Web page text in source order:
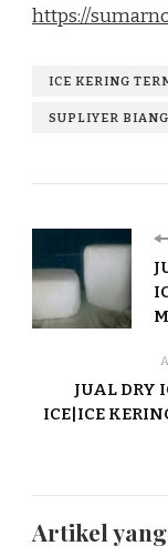
https://
ICE KERING
SUPLIYER
JUAL DRY
ICE|ICE
Artikel